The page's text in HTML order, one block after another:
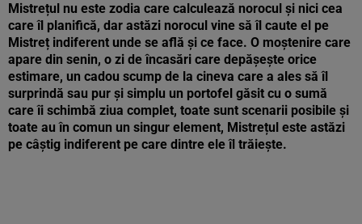
Mistrețul nu este zodia care calculează norocul și nici cea
care îl planifică, dar astăzi norocul vine să îl caute el pe
Mistreț indiferent unde se află și ce face. O moștenire care
apare din senin, o zi de încasări care depășește orice
estimare, un cadou scump de la cineva care a ales să îl
surprindă sau pur și simplu un portofel găsit cu o sumă
care îi schimbă ziua complet, toate sunt scenarii posibile și
toate au în comun un singur element, Mistrețul este astăzi
pe câștig indiferent pe care dintre ele îl trăiește.